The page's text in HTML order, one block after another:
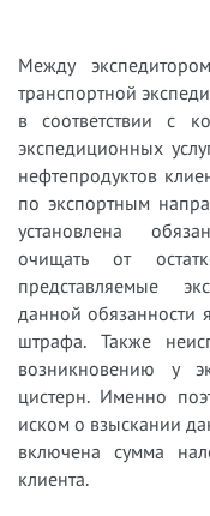
Между
транспортной
в соответствии с
экспедиционных
нефтепродуктов
по экспортным
установлена
очищать от
представляемые
данной обязанности
штрафа. Также
возникновению у
цистерн. Именно
иском о взыскании
включена сумма
клиента.